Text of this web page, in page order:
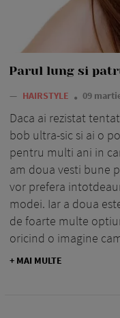
Parul lung si
— HAIRSTYLE 09
Daca ai rezistat
bob ultra-sic si ai o
pentru multi ani in
am doua vesti bune
vor prefera
modei. Iar a doua
de foarte multe
oricind o imagine
+ MAI MULTE